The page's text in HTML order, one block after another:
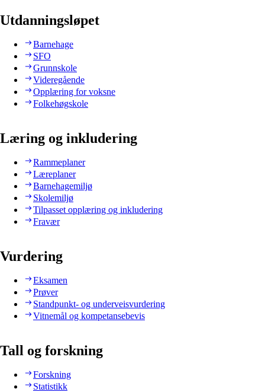
Utdanningsløpet
Barnehage
SFO
Grunnskole
Videregående
Opplæring for voksne
Folkehøgskole
Læring og inkludering
Rammeplaner
Læreplaner
Barnehagemiljø
Skolemiljø
Tilpasset opplæring og inkludering
Fravær
Vurdering
Eksamen
Prøver
Standpunkt- og underveisvurdering
Vitnemål og kompetansebevis
Tall og forskning
Forskning
Statistikk